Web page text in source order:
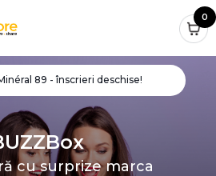
0
89 - înscrieri deschise!
cu surprize marca